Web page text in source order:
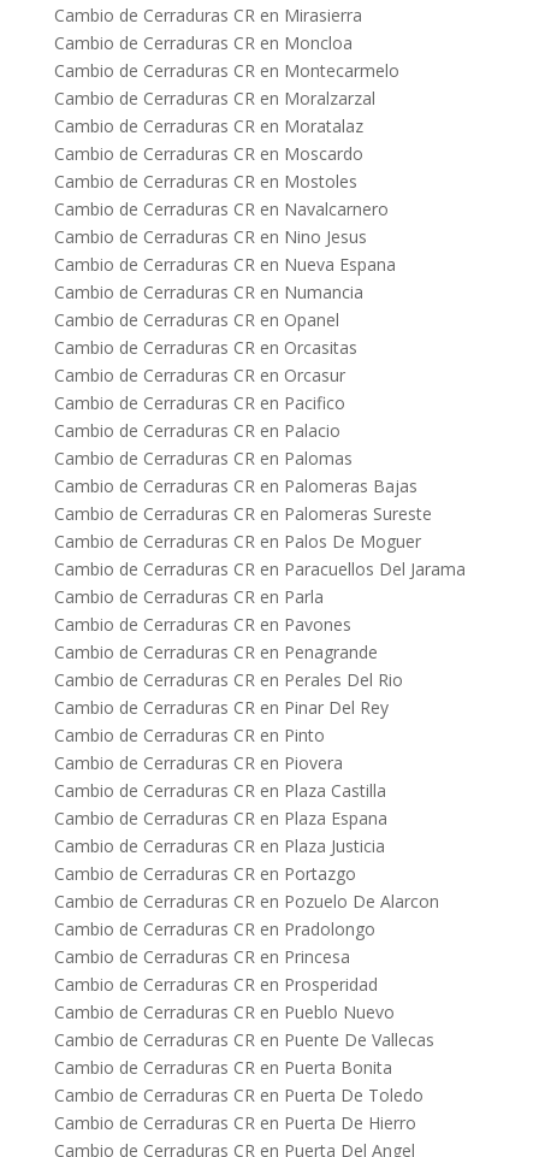
Cambio de Cerraduras CR en Mirasierra
Cambio de Cerraduras CR en Moncloa
Cambio de Cerraduras CR en Montecarmelo
Cambio de Cerraduras CR en Moralzarzal
Cambio de Cerraduras CR en Moratalaz
Cambio de Cerraduras CR en Moscardo
Cambio de Cerraduras CR en Mostoles
Cambio de Cerraduras CR en Navalcarnero
Cambio de Cerraduras CR en Nino Jesus
Cambio de Cerraduras CR en Nueva Espana
Cambio de Cerraduras CR en Numancia
Cambio de Cerraduras CR en Opanel
Cambio de Cerraduras CR en Orcasitas
Cambio de Cerraduras CR en Orcasur
Cambio de Cerraduras CR en Pacifico
Cambio de Cerraduras CR en Palacio
Cambio de Cerraduras CR en Palomas
Cambio de Cerraduras CR en Palomeras Bajas
Cambio de Cerraduras CR en Palomeras Sureste
Cambio de Cerraduras CR en Palos De Moguer
Cambio de Cerraduras CR en Paracuellos Del Jarama
Cambio de Cerraduras CR en Parla
Cambio de Cerraduras CR en Pavones
Cambio de Cerraduras CR en Penagrande
Cambio de Cerraduras CR en Perales Del Rio
Cambio de Cerraduras CR en Pinar Del Rey
Cambio de Cerraduras CR en Pinto
Cambio de Cerraduras CR en Piovera
Cambio de Cerraduras CR en Plaza Castilla
Cambio de Cerraduras CR en Plaza Espana
Cambio de Cerraduras CR en Plaza Justicia
Cambio de Cerraduras CR en Portazgo
Cambio de Cerraduras CR en Pozuelo De Alarcon
Cambio de Cerraduras CR en Pradolongo
Cambio de Cerraduras CR en Princesa
Cambio de Cerraduras CR en Prosperidad
Cambio de Cerraduras CR en Pueblo Nuevo
Cambio de Cerraduras CR en Puente De Vallecas
Cambio de Cerraduras CR en Puerta Bonita
Cambio de Cerraduras CR en Puerta De Toledo
Cambio de Cerraduras CR en Puerta De Hierro
Cambio de Cerraduras CR en Puerta Del Angel